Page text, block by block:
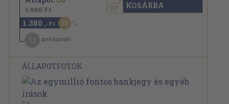
1.980 Ft
1.380 ,-Ft 30
pont kapható
KOSÁRBA
ÁLLAPOTFOTÓK